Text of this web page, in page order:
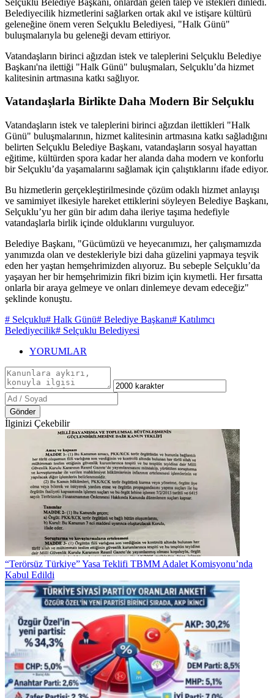
Belediyecilik hizmetlerini sağlarken ortak akıl ve istişare kültürü
geleneğine önem veren Selçuklu Belediyesi, "Halk Günü"
buluşmalarıyla bu geleneği devam ettiriyor.
Vatandaşların birinci ağızdan istek ve taleplerini Selçuklu Belediye
Başkanı'na ilettiği "Halk Günü" buluşmaları, Selçuklu’da hizmet
kalitesinin artmasına katkı sağlıyor.
Vatandaşlarla Birlikte Daha Modern Bir Selçuklu
Vatandaşların istek ve taleplerini birinci ağızdan ilettikleri "Halk
Günü" buluşmalarının, hizmet kalitesinin artmasına katkı sağladığını
belirten Selçuklu Belediye Başkanı, vatandaşların sosyal hayattan
eğitime, kültürden spora kadar her alanda daha modern ve konforlu
bir Selçuklu’da yaşamalarını sağlamak için çalıştıklarını ifade ediyor.
Bu hizmetlerin gerçekleştirilmesinde çözüm odaklı hizmet anlayışı
ve samimiyet ilkesiyle hareket ettiklerini söyleyen Belediye Başkanı,
Selçuklu’yu her gün bir adım daha ileriye taşıma hedefiyle
vatandaşlarla birlik içinde olduklarını vurguluyor.
Belediye Başkanı, "Gücümüzü ve heyecanımızı, her çalışmamızda
yanımızda olan ve destekleriyle bizi daha güzelini yapmaya teşvik
eden her yaştan hemşehrimizden alıyoruz. Bu sebeple Selçuklu’da
yaşayan her bir hemşehrimizin fikri bizim için kıymetli. Her fırsatta
onlarla bir araya gelmeye ve onları dinlemeye devam edeceğiz"
şeklinde konuştu.
# Selçuklu# Halk Günü# Belediye Başkanı# Katılımcı
Belediyecilik# Selçuklu Belediyesi
YORUMLAR
Gönder
İlginizi Çekebilir
“Terörsüz Türkiye” Yasa Teklifi TBMM Adalet Komisyonu’nda
Kabul Edildi